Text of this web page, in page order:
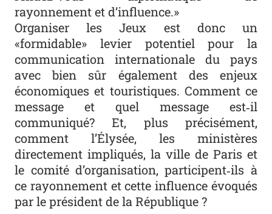
rayonnement et d’influence.»
Organiser les Jeux est donc un
«formidable» levier potentiel pour la
communication internationale du pays
avec bien sûr également des enjeux
économiques et touristiques. Comment ce
message et quel message est‐il
communiqué? Et, plus précisément,
comment l’Élysée, les ministères
directement impliqués, la ville de Paris et
le comité d’organisation, participent‐ils à
ce rayonnement et cette influence évoqués
par le président de la République ?